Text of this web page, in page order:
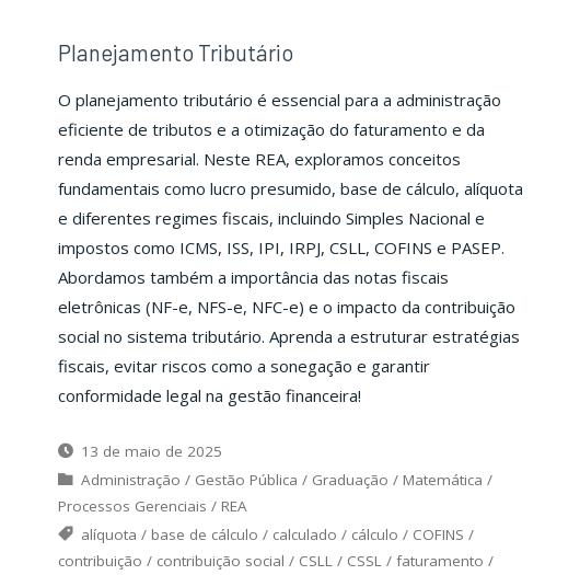
Planejamento Tributário
O planejamento tributário é essencial para a administração
eficiente de tributos e a otimização do faturamento e da
renda empresarial. Neste REA, exploramos conceitos
fundamentais como lucro presumido, base de cálculo, alíquota
e diferentes regimes fiscais, incluindo Simples Nacional e
impostos como ICMS, ISS, IPI, IRPJ, CSLL, COFINS e PASEP.
Abordamos também a importância das notas fiscais
eletrônicas (NF-e, NFS-e, NFC-e) e o impacto da contribuição
social no sistema tributário. Aprenda a estruturar estratégias
fiscais, evitar riscos como a sonegação e garantir
conformidade legal na gestão financeira!
13 de maio de 2025
Administração / Gestão Pública / Graduação / Matemática /
Processos Gerenciais / REA
alíquota / base de cálculo / calculado / cálculo / COFINS /
contribuição / contribuição social / CSLL/ CSSL/ faturamento /